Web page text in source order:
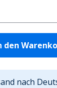
den
nach